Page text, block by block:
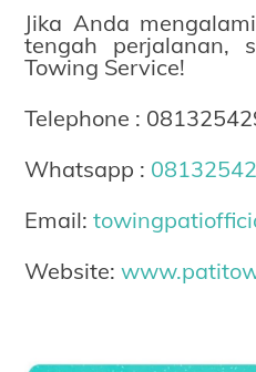
Jika Anda
tengah perjalanan,
Towing Service!
Telephone :
Whatsapp :
Email:
Website: